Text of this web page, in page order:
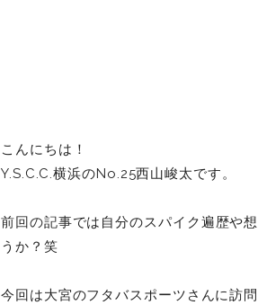
こんにちは！
Y.S.C.C.横浜のNo.25西山峻太です。
前回の記事では自分のスパイク遍歴や
うか？笑
今回は大宮のフタバスポーツさんに訪